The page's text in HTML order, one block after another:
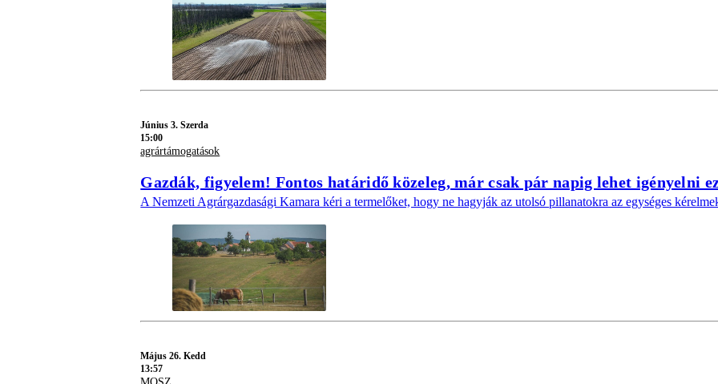
Június 3. Szerda
15:00
agrártámogatások
Gazdák, figyelem! Fontos határidő közeleg, már csak pár napig lehet igényelni
A Nemzeti Agrárgazdasági Kamara kéri a termelőket, hogy ne hagyják az utolsó pillanatokra az egységes
Május 26. Kedd
13:57